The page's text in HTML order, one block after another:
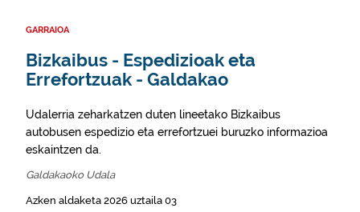
GARRAIOA
Bizkaibus - Espedizioak eta
Errefortzuak - Galdakao
Udalerria zeharkatzen duten lineetako Bizkaibus
autobusen espedizio eta errefortzuei buruzko informazioa
eskaintzen da.
Galdakaoko Udala
Azken aldaketa 2026 uztaila 03